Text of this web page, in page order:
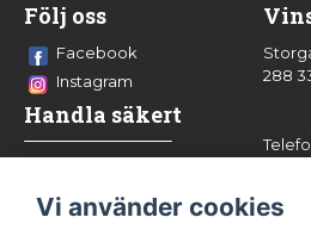
Följ oss
Facebook
Instagram
Handla säkert
288
Vi använder cookies